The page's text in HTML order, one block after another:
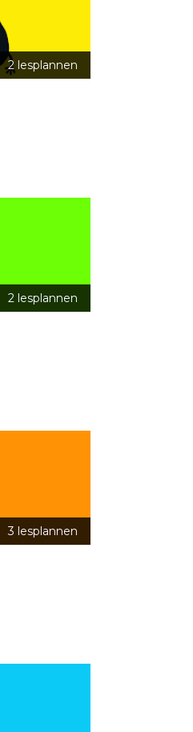
2 lesplannen
2 lesplannen
3 lesplannen